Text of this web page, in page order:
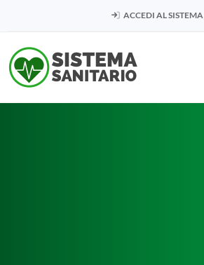
ACCEDI AL SISTEMA